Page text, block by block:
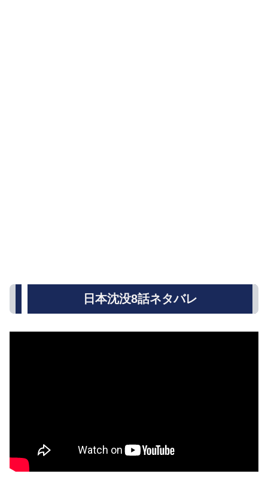
日本沈没8話ネタバレ